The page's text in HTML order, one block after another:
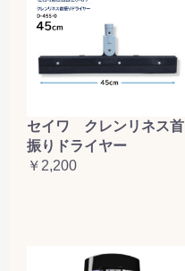
セイワ クレンリネス首
振りドライヤー
￥2,200